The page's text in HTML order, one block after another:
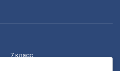
7 класс